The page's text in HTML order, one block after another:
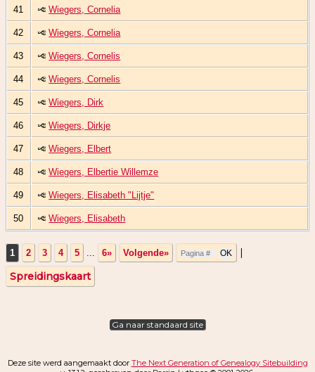
41 Wiegers, Cornelia
42 Wiegers, Cornelia
43 Wiegers, Cornelis
44 Wiegers, Cornelis
45 Wiegers, Dirk
46 Wiegers, Dirkje
47 Wiegers, Elbert
48 Wiegers, Elbertie Willemze
49 Wiegers, Elisabeth "Lijtje"
50 Wiegers, Elisabeth
1 2 3 4 5 ... 6» Volgende»
Spreidingskaart
Ga naar standaard site
Deze site werd aangemaakt door The Next Generation of Genealogy Sitebuilding